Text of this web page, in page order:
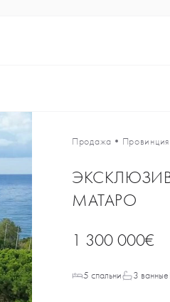
Продажа •
МАТАРО
1 300 000€
5 спальни 3 ванные